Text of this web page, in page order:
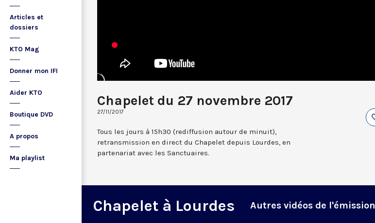
Articles et
dossiers
KTO Mag
Donner mon IFI
Aider KTO
Boutique DVD
A propos
Ma playlist
Chapelet du 27 novembre 2017
27/11/2017
Tous les jours à 15h30 (rediffusion autour de minuit),
retransmission en direct du Chapelet depuis Lourdes, en
partenariat avec les Sanctuaires.
Chapelet à Lourdes Autres vidéos de l'émission